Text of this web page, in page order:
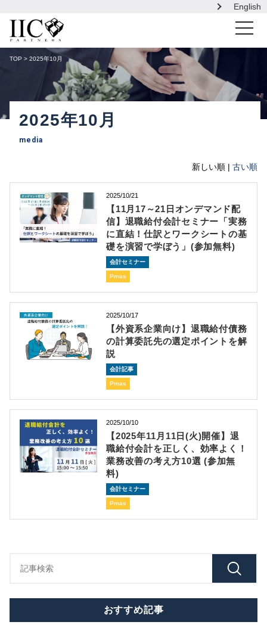
English
toggle
TOP > 2025年10月
2025年10月
media
新しい順 | 古い順
2025/10/21
【11月17～21日オンデマンド配
信】退職給付会計セミナー「実務
に直結！仕訳とワークシートの基
礎を演習で学ぼう」(参加無料)
会計セミナー
Pmas
2025/10/17
【外資系企業向け】退職給付債務
の計算委託先の選定ポイントを解
説
会計記事
Pmas
2025/10/10
【2025年11月11日(火)開催】退
職給付会計を正しく、効率よく！
業務改善の考え方10選 (参加無
料)
会計セミナー
Pmas
おすすめ記事